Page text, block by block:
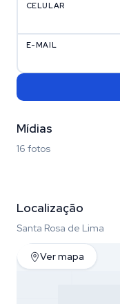
CELULAR
E-MAIL
Mídias
16 fotos
Localização
Santa Rosa de Lima
Ver mapa